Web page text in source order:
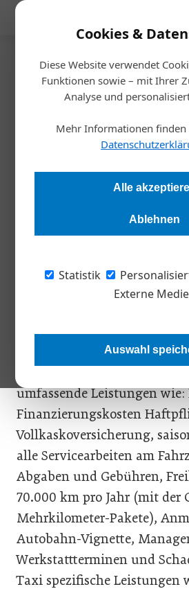
Cookies &
Diese Website verwendet
Funktionen sowie – mit Ihrer
Analyse und
Mehr Informationen finden
Alle
Ablehnen
Statistik
Externe
Auswahl
Startseite/
Grüne Zukunft
Ich möchte
Redaktion Die Wirtschaft
vibe moves you bietet eTaxis mit der
Das Angebot von vibe soll
erleichtern. Zu einem
garantiert vibe allen
umfassende Leistungen
Finanzierungskosten
Vollkaskoversicherung,
alle Servicearbeiten am
Abgaben und Gebühren,
70.000 km pro Jahr (mit der
Mehrkilometer-Pakete),
Autobahn-Vignette,
Werkstattterminen und
Taxi spezifische Leistungen